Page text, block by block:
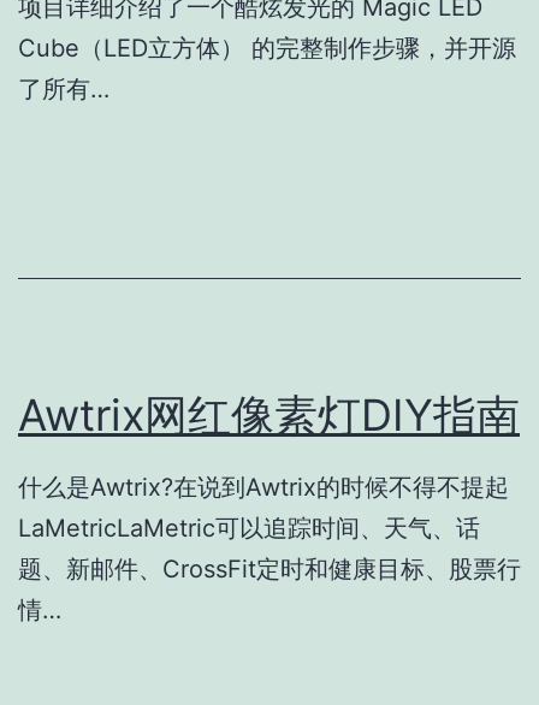
项目详细介绍了一个酷炫发光的 Magic LED
Cube（LED立方体） 的完整制作步骤，并开源
了所有…
Awtrix网红像素灯DIY指南
什么是Awtrix?在说到Awtrix的时候不得不提起
LaMetricLaMetric可以追踪时间、天气、话
题、新邮件、CrossFit定时和健康目标、股票行
情…